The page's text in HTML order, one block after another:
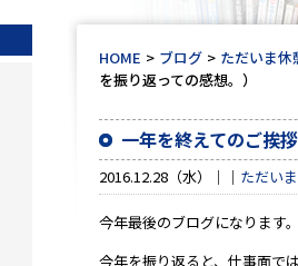
HOME ブログ ただいま休
を振り返っての感想。）
一年を終えてのご挨
2016.12.28（水） ただい
今年最後のブログになります。
今年を振り返ると、仕事面で